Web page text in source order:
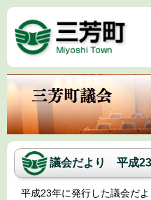
議会だより 平成
平成23年に発行した議会だよ